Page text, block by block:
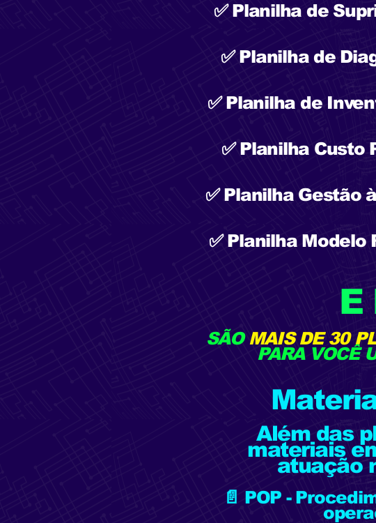
✅ Planilha de
✅ Planilha de
✅ Planilha de
✅ Planilha
✅ Planilha Gestão
✅ Planilha
E
SÃO MAIS DE 30
PARA VOCÊ
Além das
materiais
atuação
📄 POP -